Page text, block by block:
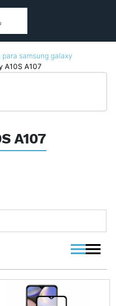
para samsung galaxy
A10S A107
A107